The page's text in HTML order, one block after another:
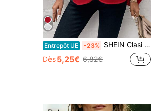
Entrepôt UE -23% SHEIN Clasi Chemise col V à manches longues de couleur unie, mode minimaliste et casual pour le port quotidien
Dès5,25€ 6,82€